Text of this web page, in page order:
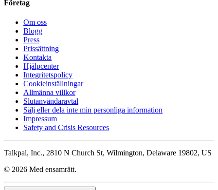
Företag
Om oss
Blogg
Press
Prissättning
Kontakta
Hjälpcenter
Integritetspolicy
Cookieinställningar
Allmänna villkor
Slutanvändaravtal
Sälj eller dela inte min personliga information
Impressum
Safety and Crisis Resources
Talkpal, Inc., 2810 N Church St, Wilmington, Delaware 19802, US
© 2026 Med ensamrätt.